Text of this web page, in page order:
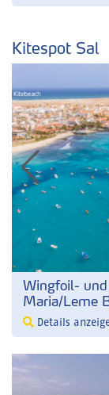
Kitespot Sal
Wingfoil-
Maria/Leme
Details